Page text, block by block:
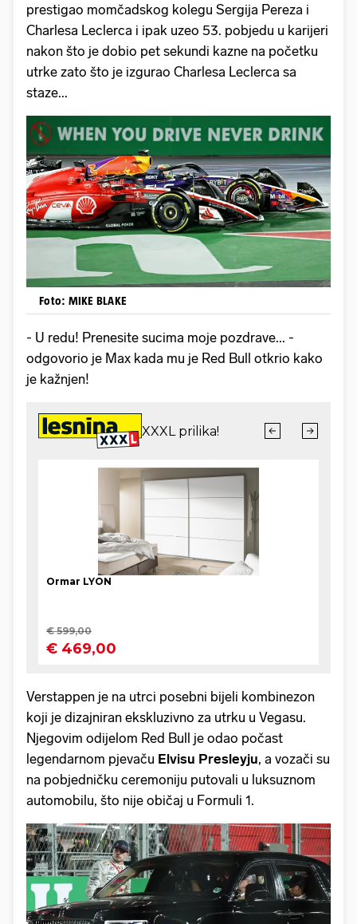
prestigao momčadskog kolegu Sergija Pereza i
Charlesa Leclerca i ipak uzeo 53. pobjedu u karijeri
nakon što je dobio pet sekundi kazne na početku
utrke zato što je izgurao Charlesa Leclerca sa
staze...
Foto: MIKE BLAKE
- U redu! Prenesite sucima moje pozdrave... -
odgovorio je Max kada mu je Red Bull otkrio kako
je kažnjen!
Verstappen je na utrci posebni bijeli kombinezon
koji je dizajniran ekskluzivno za utrku u Vegasu.
Njegovim odijelom Red Bull je odao počast
legendarnom pjevaču Elvisu Presleyju, a vozači su
na pobjedničku ceremoniju putovali u luksuznom
automobilu, što nije običaj u Formuli 1.